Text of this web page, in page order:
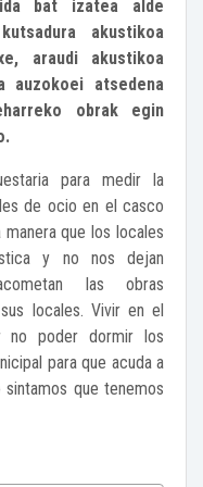
bat izatea alde
akustikoa
araudi akustikoa
atsedena
obrak egin
para medir la
de ocio en el casco
que los locales
y no nos dejan
las obras
locales. Vivir en el
no poder dormir los
para que acuda a
que tenemos